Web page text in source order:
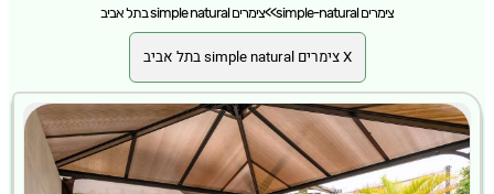
צימרים simple-natural >>צימרים simple natural בתל אביב
X צימרים simple natural בתל אביב